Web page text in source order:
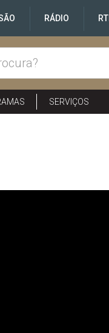
RÁDIO
SERVIÇOS